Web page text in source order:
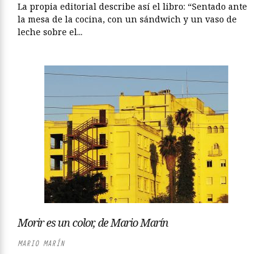
La propia editorial describe así el libro: “Sentado ante
la mesa de la cocina, con un sándwich y un vaso de
leche sobre el...
Morir es un color, de Mario Marín
MARIO MARÍN